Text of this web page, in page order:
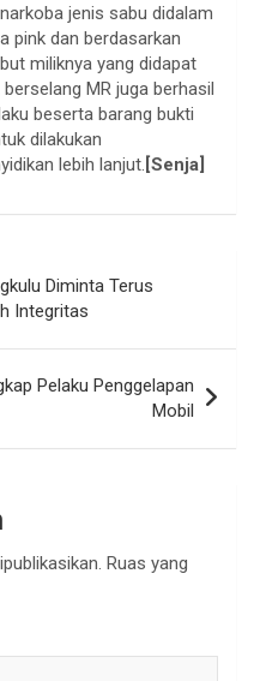
jenis sabu didalam
pink dan berdasarkan
miliknya yang didapat
MR juga berhasil
beserta barang bukti
dilakukan
lebih lanjut. [Senja]
Diminta Terus
Integritas
Pelaku Penggelapan
Mobil
Ruas yang